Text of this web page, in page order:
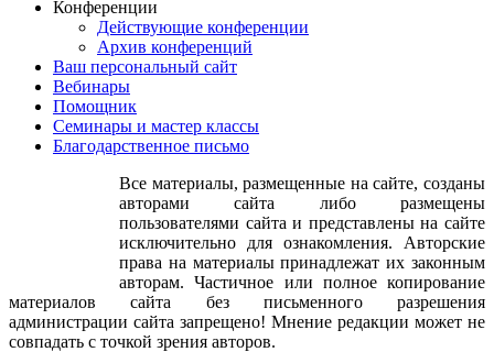
далеко. Нет на березках еще листочков. Давайте поможем
нарядим подружку нашу березку. (Аппликация)Девица:
Подходи честной народ, посмотри. Чем береза славится на
Руси красавица. Для Катеньки и Светочки берёзовые
веточки.Девица: Есть веники для бани, для Миши и для
Саши. Свежие, пахучие, и жгучие! Чтоб были щёчки розовы
есть и сок берёзовый! Для Феди и для Маши берёзовая каша.
Бери, не пожалеешь ты изделия из бересты!Березка :
Молодцы, ребята! Меня вы порадовали да повеселили!
Спасибо ребятки за теплоту, за ласку. Любите вижу вы меня,
не обижаете, веточек моих не ломаете! Примите от Берёзки
угощение за такое отношение.
Конференции
Действующие конференции
Архив конференций
Ваш персональный сайт
Вебинары
Помощник
Семинары и мастер классы
Благодарственное письмо
Все материалы, размещенные на сайте, созданы
авторами сайта либо размещены
пользователями сайта и представлены на сайте
исключительно для ознакомления. Авторские
права на материалы принадлежат их законным
авторам. Частичное или полное копирование
материалов сайта без письменного разрешения
администрации сайта запрещено! Мнение редакции может не
совпадать с точкой зрения авторов.